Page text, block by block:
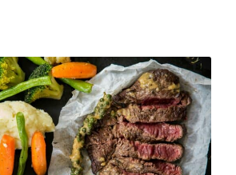
頁
面
頁
面
頁
面